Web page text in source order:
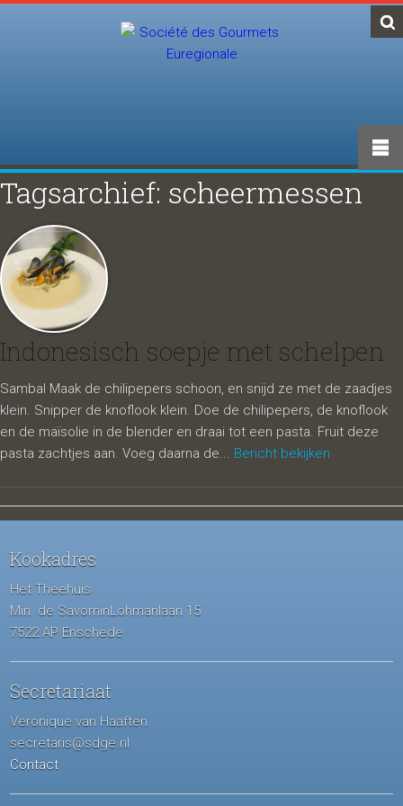
Tagsarchief: scheermessen
Indonesisch soepje met schelpen
Sambal Maak de chilipepers schoon, en snijd ze met de zaadjes
klein. Snipper de knoflook klein. Doe de chilipepers, de knoflook
en de maïsolie in de blender en draai tot een pasta. Fruit deze
pasta zachtjes aan. Voeg daarna de... Bericht bekijken
Kookadres
Het Theehuis
Min. de SavorninLohmanlaan 15
7522 AP Enschede
Secretariaat
Veronique van Haaften
secretaris@sdge.nl
Contact